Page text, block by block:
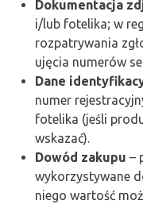
Dokumentacja
i/lub fotelika; w
rozpatrywania
ujęcia numerów
Dane
numer
fotelika (jeśli
wskazać).
Dowód zakupu –
wykorzystywane
niego wartość